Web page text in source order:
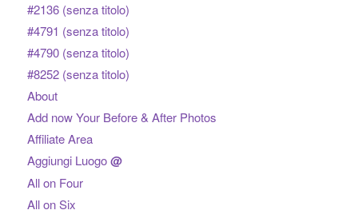
#2136 (senza titolo)
#4791 (senza titolo)
#4790 (senza titolo)
#8252 (senza titolo)
About
Add now Your Before & After Photos
Affiliate Area
Aggiungi Luogo@
All on Four
All on Six